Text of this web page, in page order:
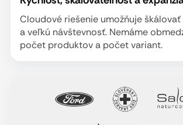
Cloudové riešenie umožňuje
a veľkú návštevnosť. Nemáme
počet produktov a počet variant.